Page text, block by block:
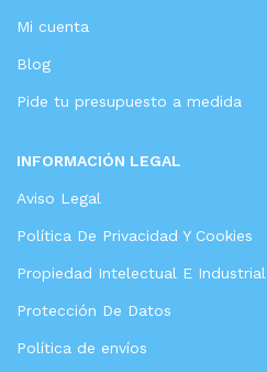
Mi cuenta
Blog
Pide tu presupuesto a medida
INFORMACIÓN LEGAL
Aviso Legal
Política De Privacidad Y Cookies
Propiedad Intelectual E Industrial
Protección De Datos
Política de envíos